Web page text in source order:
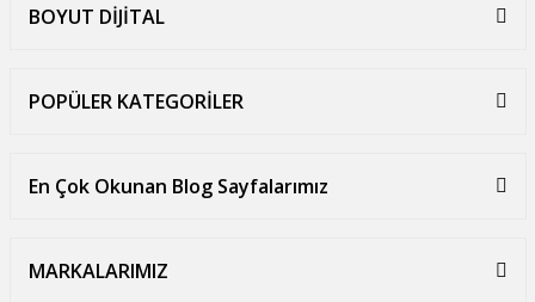
BOYUT DİJİTAL
POPÜLER KATEGORİLER
En Çok Okunan Blog Sayfalarımız
MARKALARIMIZ